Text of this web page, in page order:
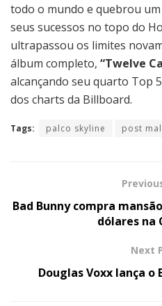
todo o mundo e quebrou
seus sucessos no topo do
ultrapassou os limites
álbum completo, “Twelve
alcançando seu quarto Top
dos charts da Billboard.
Tags: palco skyline post
Bad Bunny compra
dólares na
Next
Douglas Voxx lança o